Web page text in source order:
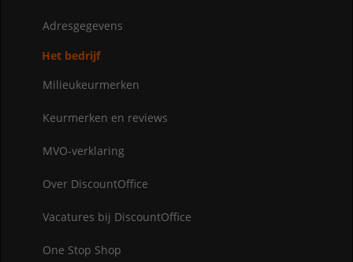
Adresgegevens
Het bedrijf
Milieukeurmerken
Keurmerken en reviews
MVO-verklaring
Over DiscountOffice
Vacatures bij DiscountOffice
One Stop Shop